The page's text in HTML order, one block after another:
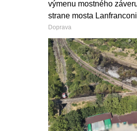
výmenu mostného
strane mosta Lanfranconi
Doprava